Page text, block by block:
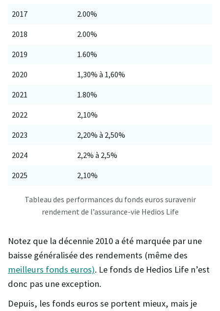
2017 2.00%
2018 2.00%
2019 1.60%
2020 1,30% à 1,60%
2021 1.80%
2022 2,10%
2023 2,20% à 2,50%
2024 2,2% à 2,5%
2025 2,10%
Tableau des performances du fonds euros suravenir
rendement de l’assurance-vie Hedios Life
Notez que la décennie 2010 a été marquée par une
baisse généralisée des rendements (même des
meilleurs fonds euros). Le fonds de Hedios Life n’est
donc pas une exception.
Depuis, les fonds euros se portent mieux, mais je